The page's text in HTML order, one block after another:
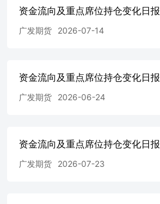
资金流向及重点席位持仓变化日报
广发期货 2026-07-14
资金流向及重点席位持仓变化日报
广发期货 2026-06-24
资金流向及重点席位持仓变化日报
广发期货 2026-07-23